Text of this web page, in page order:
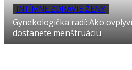
INTÍMNE ZDRAVIE ŽENY
Gynekologička radí: Ako
dostanete menštruáciu